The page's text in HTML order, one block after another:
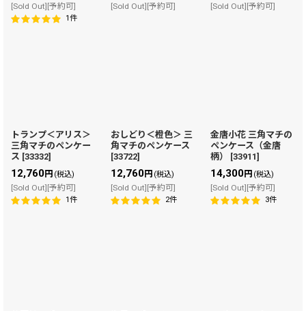
[Sold Out][予約可]
1件
[Sold Out][予約可] [Sold Out][予約可]
トランプ＜アリス＞
三角マチのペンケー
ス [33332]
12,760円 (税込)
[Sold Out][予約可]
1件
おしどり＜橙色＞ 三
角マチのペンケース
[33722]
12,760円 (税込)
[Sold Out][予約可]
2件
金唐小花 三角マチの
ペンケース（金唐
柄）
[33911]
14,300円 (税込)
[Sold Out][予約可]
3件